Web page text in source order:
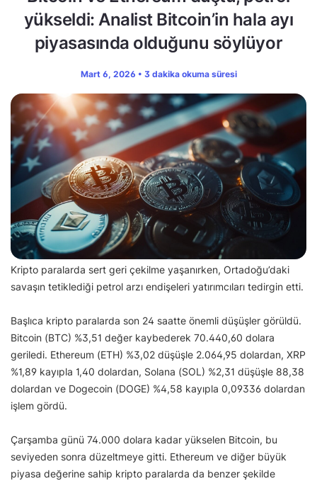
yükseldi: Analist Bitcoin’in hala ayı
piyasasında olduğunu söylüyor
Mart 6, 2026 • 3 dakika okuma süresi
Kripto paralarda sert geri çekilme yaşanırken, Ortadoğu’daki
savaşın tetiklediği petrol arzı endişeleri yatırımcıları tedirgin etti.
Başlıca kripto paralarda son 24 saatte önemli düşüşler görüldü.
Bitcoin (BTC) %3,51 değer kaybederek 70.440,60 dolara
geriledi. Ethereum (ETH) %3,02 düşüşle 2.064,95 dolardan, XRP
%1,89 kayıpla 1,40 dolardan, Solana (SOL) %2,31 düşüşle 88,38
dolardan ve Dogecoin (DOGE) %4,58 kayıpla 0,09336 dolardan
işlem gördü.
Çarşamba günü 74.000 dolara kadar yükselen Bitcoin, bu
seviyeden sonra düzeltmeye gitti. Ethereum ve diğer büyük
piyasa değerine sahip kripto paralarda da benzer şekilde